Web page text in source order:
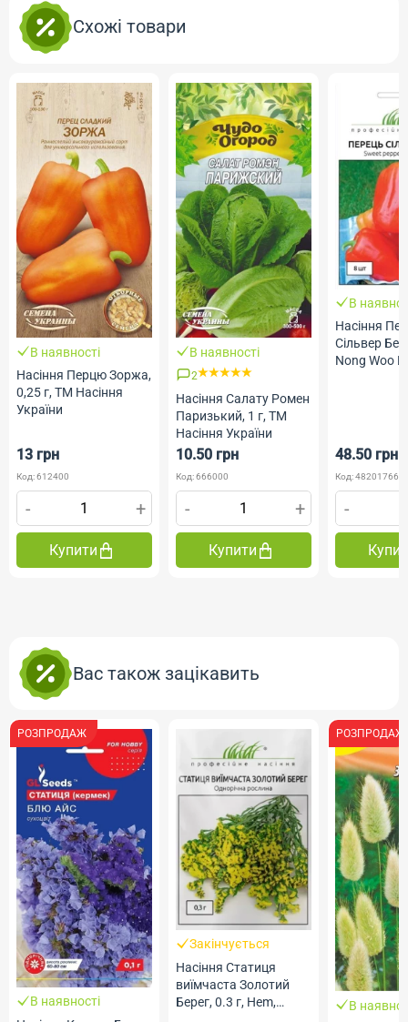
Схожі товари
В наявності
Насіння Перцю Зоржа,
0,25 г, ТМ Насіння
України
13 грн
Код: 612400
- +
Купити
В наявності
2
Насіння Салату Ромен
Паризький, 1 г, ТМ
Насіння України
10.50 грн
Код: 666000
- +
Купити
В
Насіння
Сільвер
Nong Woo
48.50 грн
Код:
-
Вас також зацікавить
Закінчується
Насіння Статиця
виїмчаста Золотий
Берег, 0.3 г, Hem,
РОЗПРОДАЖ
В наявності
В